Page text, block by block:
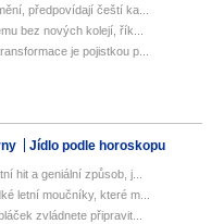
předpovídají čeští ka...
bez nových kolejí, řík...
je pojistkou p...
Jídlo podle horoskopu
hit a geniální způsob, j...
letní moučníky, které m...
zvládnete připravit...